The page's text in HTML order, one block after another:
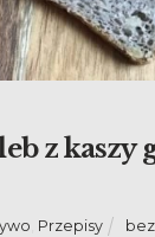
z kaszy
Przepisy